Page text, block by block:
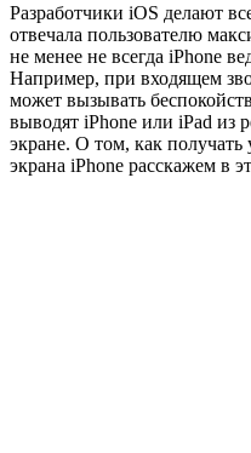
Разработчики iOS делают
отвечала пользователю
не менее не всегда iPhone
Например, при входящем
может вызывать
выводят iPhone или iPad из
экране. О том, как получать
экрана iPhone расскажем в